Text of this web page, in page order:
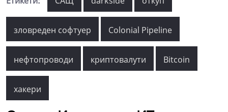
зловреден софтуер Colonial Pipeline
нефтопроводи криптовалути Bitcoin
хакери